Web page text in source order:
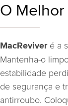
O
MacReviveré a
Mantenha-o
estabilidade
de segurança e
antirroubo.